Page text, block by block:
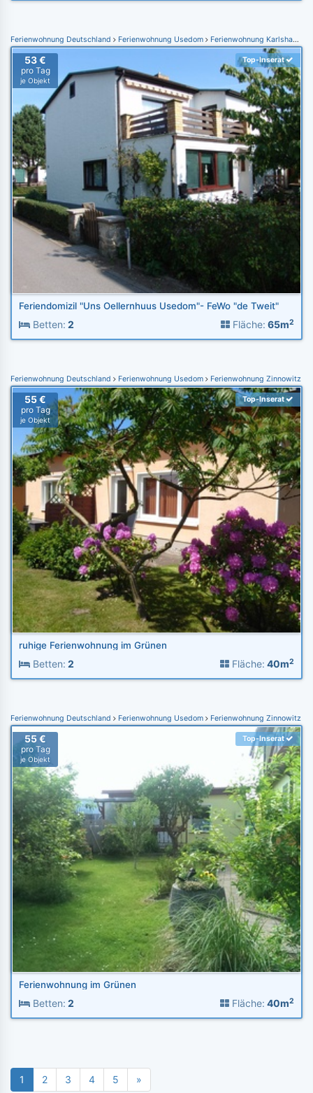
Ferienwohnung Deutschland Ferienwohnung Usedom Ferienwohnung Karlshagen
53 €
pro Tag
je Objekt
Top-Inserat
Feriendomizil "Uns Oellernhuus Usedom"- FeWo "de Tweit"
Betten: 2 Fläche: 65m2
Ferienwohnung Deutschland Ferienwohnung Usedom Ferienwohnung Zinnowitz
55 €
pro Tag
je Objekt
Top-Inserat
ruhige Ferienwohnung im Grünen
Betten: 2 Fläche: 40m2
Ferienwohnung Deutschland Ferienwohnung Usedom Ferienwohnung Zinnowitz
55 €
pro Tag
je Objekt
Top-Inserat
Ferienwohnung im Grünen
Betten: 2 Fläche: 40m2
1 2 3 4 5 »